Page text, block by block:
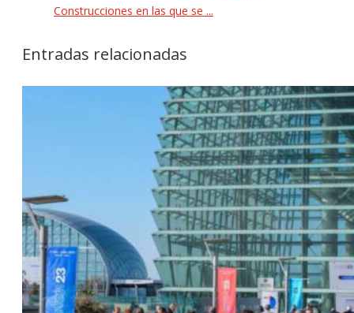
Construcciones en las que se ...
Entradas relacionadas